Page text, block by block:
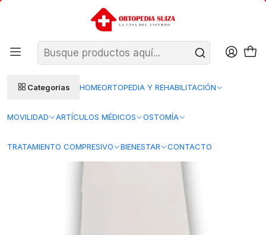
Categorías HOMEORTOPEDIA Y REHABILITACIÓN
MOVILIDAD ARTÍCULOS MÉDICOS OSTOMÍA
TRATAMIENTO COMPRESIVO BIENESTAR CONTACTO
SANTIAGO: ENTREGA AL DÍA HÁBIL SIGUIENTE (L–V)
REGIONES 48–72 HORAS HÁBILES
Ostomia Bolsas ostomia Bolsas urostomía
Bolsa Urostomía SurFit Natura – 57 mm – Transparente – 401545